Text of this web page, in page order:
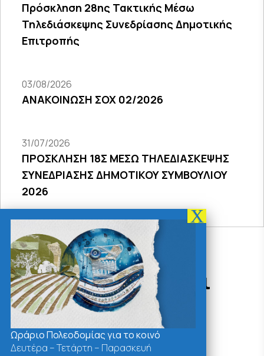
Πρόσκληση 28ης Τακτικής Μέσω
Τηλεδιάσκεψης Συνεδρίασης Δημοτικής
Επιτροπής
03/08/2026
ΑΝΑΚΟΙΝΩΣΗ ΣΟΧ 02/2026
31/07/2026
ΠΡΟΣΚΛΗΣΗ 18Σ ΜΕΣΩ ΤΗΛΕΔΙΑΣΚΕΨΗΣ
ΣΥΝΕΔΡΙΑΣΗΣ ΔΗΜΟΤΙΚΟΥ ΣΥΜΒΟΥΛΙΟΥ
2026
Δράσεις - Χρήσιμοι
Σύνδεσμοι
Ωράριο Πολεοδομίας για το κοινό
Δευτέρα – Τετάρτη – Παρασκευή